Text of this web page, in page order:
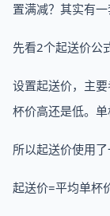
置满减？其实有一
先看2个起送价公
设置起送价，主
杯价高还是低。单
所以起送价使用了
起送价=平均单杯